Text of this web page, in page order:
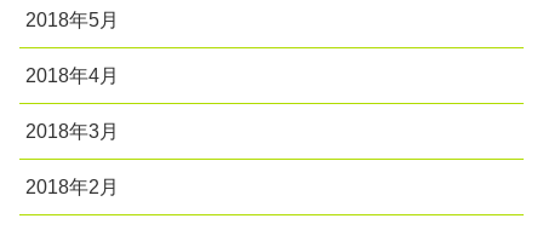
2018年5月
2018年4月
2018年3月
2018年2月